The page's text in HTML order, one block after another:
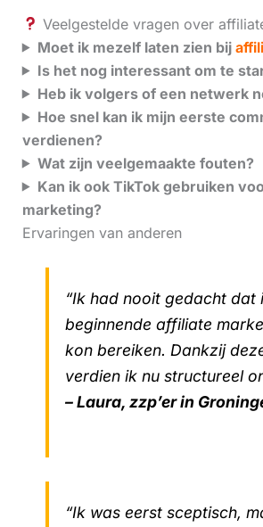
Veelgestelde vragen over
Moet ik mezelf laten zien bij
Is het nog interessant om te
Heb ik volgers of een netwerk
Hoe snel kan ik mijn eerste
verdienen?
Wat zijn veelgemaakte fouten?
Kan ik ook TikTok gebruiken
marketing?
Ervaringen van anderen
“Ik had nooit gedacht dat
beginnende affiliate
kon bereiken. Dankzij
verdien ik nu structureel
– Laura, zzp’er in
“Ik was eerst sceptisch,